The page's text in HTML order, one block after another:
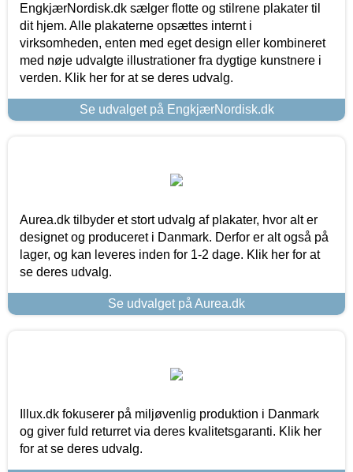
EngkjærNordisk.dk sælger flotte og stilrene plakater til
dit hjem. Alle plakaterne opsættes internt i
virksomheden, enten med eget design eller kombineret
med nøje udvalgte illustrationer fra dygtige kunstnere i
verden. Klik her for at se deres udvalg.
Se udvalget på EngkjærNordisk.dk
Aurea.dk tilbyder et stort udvalg af plakater, hvor alt er
designet og produceret i Danmark. Derfor er alt også på
lager, og kan leveres inden for 1-2 dage. Klik her for at
se deres udvalg.
Se udvalget på Aurea.dk
Illux.dk fokuserer på miljøvenlig produktion i Danmark
og giver fuld returret via deres kvalitetsgaranti. Klik her
for at se deres udvalg.